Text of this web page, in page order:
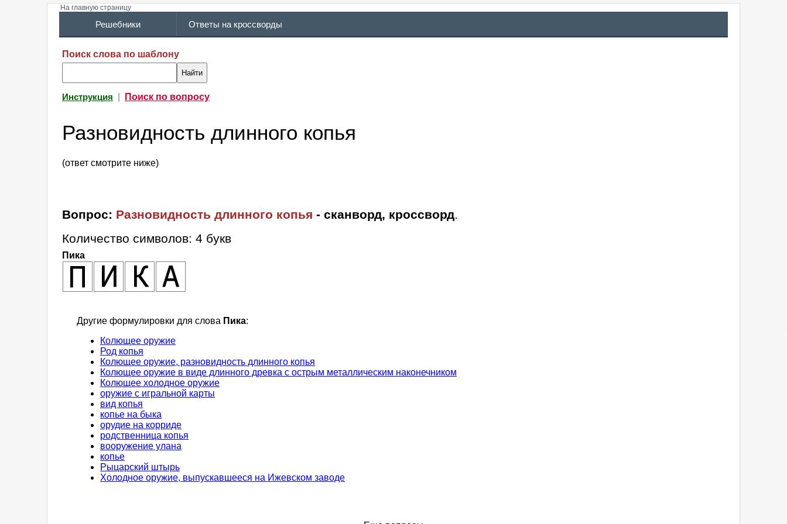
На главную страницу
Решебники Ответы на кроссворды
Поиск слова по шаблону
Инструкция Поиск по вопросу
Разновидность длинного копья
(ответ смотрите ниже)
Вопрос: Разновидность длинного копья - сканворд, кроссворд.
Количество символов: 4 букв
Пика
Другие формулировки для слова Пика:
Колющее оружие
Род копья
Колющее оружие, разновидность длинного копья
Колющее оружие в виде длинного древка с острым металлическим наконечником
Колющее холодное оружие
оружие с игральной карты
вид копья
копье на быка
орудие на корриде
родственница копья
вооружение улана
копье
Рыцарский штырь
Холодное оружие, выпускавшееся на Ижевском заводе